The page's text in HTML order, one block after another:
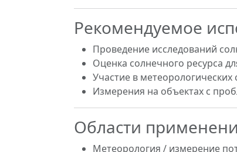
Рекомендуемое
Проведение исследований
Оценка солнечного ресурса
Участие в метеорологических
Измерения на объектах с
Области
Метеорология / измерение